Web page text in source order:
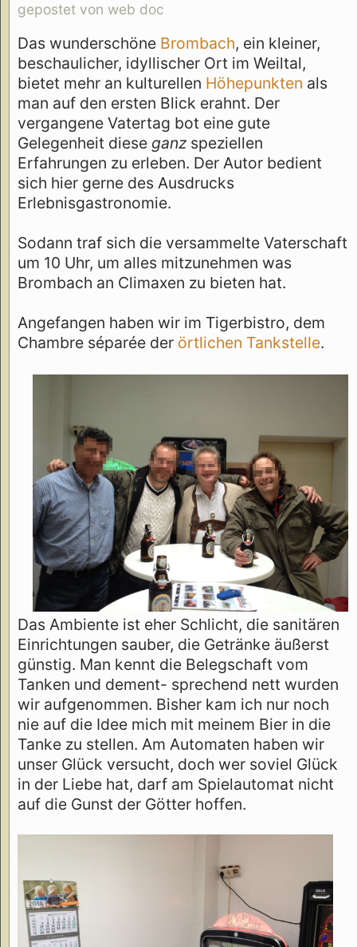
gepostet von web doc
Das wunderschöne Brombach, ein kleiner,
beschaulicher, idyllischer Ort im Weiltal,
bietet mehr an kulturellen Höhepunkten als
man auf den ersten Blick erahnt. Der
vergangene Vatertag bot eine gute
Gelegenheit diese ganz speziellen
Erfahrungen zu erleben. Der Autor bedient
sich hier gerne des Ausdrucks
Erlebnisgastronomie.
Sodann traf sich die versammelte Vaterschaft
um 10 Uhr, um alles mitzunehmen was
Brombach an Climaxen zu bieten hat.
Angefangen haben wir im Tigerbistro, dem
Chambre séparée der örtlichen Tankstelle.
Das Ambiente ist eher Schlicht, die sanitären
Einrichtungen sauber, die Getränke äußerst
günstig. Man kennt die Belegschaft vom
Tanken und dement- sprechend nett wurden
wir aufgenommen. Bisher kam ich nur noch
nie auf die Idee mich mit meinem Bier in die
Tanke zu stellen. Am Automaten haben wir
unser Glück versucht, doch wer soviel Glück
in der Liebe hat, darf am Spielautomat nicht
auf die Gunst der Götter hoffen.